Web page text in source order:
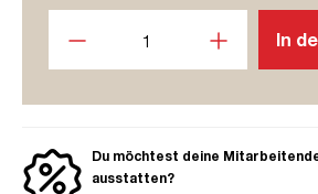
In
Du möchtest deine
ausstatten?